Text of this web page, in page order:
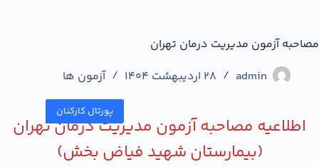
پورتال کارکنان
مصاحبه آزمون مدیریت درمان تهران
admin
28 اردیبهشت 1404 آزمون ها
اطلاعیه مصاحبه آزمون مدیریت درمان تهران
(بیمارستان شهید فیاض بخش)